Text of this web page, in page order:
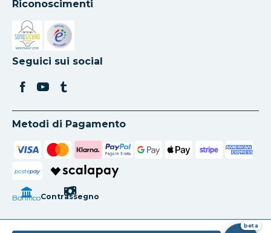
Riconoscimenti
Si apre in una nuova scheda
Si apre in una nuova scheda
Seguici sui social
Metodi di Pagamento
postepay
BonificoContrassegno
beta